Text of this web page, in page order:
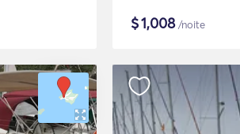
$1,008/noite